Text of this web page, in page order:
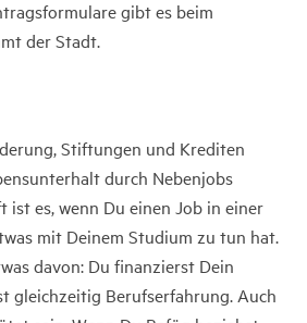
gibt es beim
der Stadt.
Stiftungen und Krediten
durch Nebenjobs
ist es, wenn Du einen Job in einer
mit Deinem Studium zu tun hat.
davon: Du finanzierst Dein
gleichzeitig Berufserfahrung. Auch